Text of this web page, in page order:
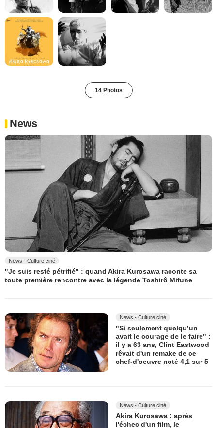
14 Photos
News
News - Culture ciné
"Je suis resté pétrifié" : quand Akira Kurosawa raconte sa
toute première rencontre avec la légende Toshirô Mifune
News - Culture ciné
"Si seulement quelqu’un
avait le courage de le faire" :
il y a 63 ans, Clint Eastwood
rêvait d'un remake de ce
chef-d'oeuvre noté 4,1 sur 5
News - Culture ciné
Akira Kurosawa : après
l'échec d'un film, le